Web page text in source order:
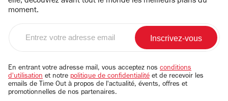
moment.
email
En entrant votre adresse mail, vous acceptez nos conditions
d'utilisation et notre politique de confidentialité et de recevoir les
emails de Time Out à propos de l'actualité, évents, offres et
promotionnelles de nos partenaires.